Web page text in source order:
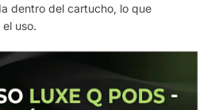
dentro del cartucho, lo que
uso.